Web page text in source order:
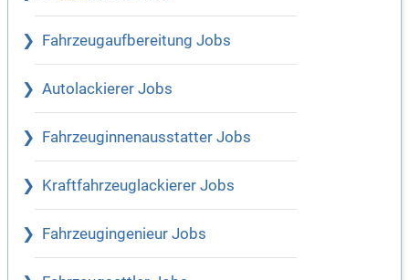
Fahrzeugaufbereitung Jobs
Autolackierer Jobs
Fahrzeuginnenausstatter Jobs
Kraftfahrzeuglackierer Jobs
Fahrzeugingenieur Jobs